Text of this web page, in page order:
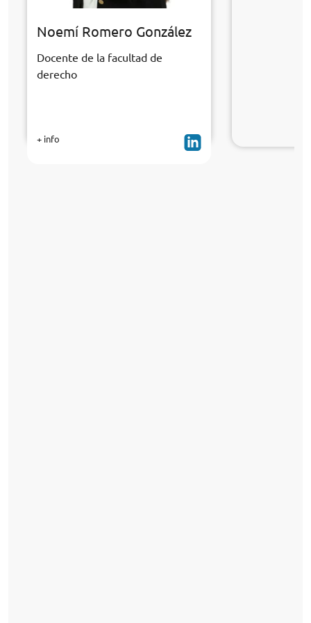
Noemí Romero González
Docente de la facultad de
derecho
+ info